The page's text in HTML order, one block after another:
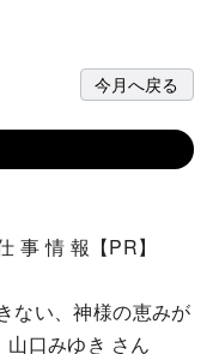
今月へ戻る
事 情 報【PR】
い、神様の恵みが
口みゆき さん